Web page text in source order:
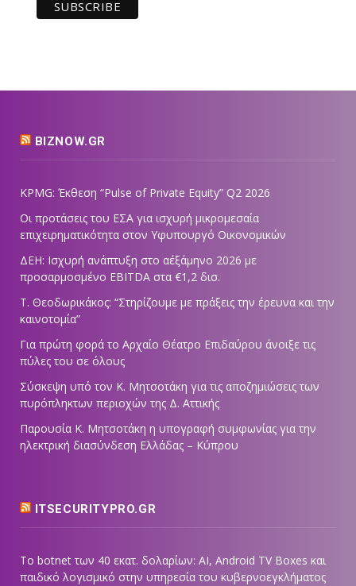
BIZNOW.GR
KPMG: Έκθεση “Pulse of Private Equity” Q2 2026
Οι προτάσεις του ΕΣΑ για ισχυρή μικρομεσαία
επιχειρηματικότητα στον Υφυπουργό Οικονομικών
ΔΕΗ: Ισχυρή ανάπτυξη στο α΄εξάμηνο 2026 με
προσαρμοσμένο EBITDA στα €1,2 δισ.
Τ. Θεοδωρικάκος: “Στηρίζουμε με πράξεις την έρευνα και την
καινοτομία”
Για πρώτη φορά το Αρχαίο Θέατρο Επιδαύρου άνοιξε τις
πύλες του σε όλους
Σύσκεψη υπό τον Κ. Μητσοτάκη για τις αποζημιώσεις των
πυρόπληκτων περιοχών της Δ. Αττικής
Παρουσία Κ. Μητσοτάκη η υπογραφή συμφωνίας για την
ηλεκτρική διασύνδεση Ελλάδας – Κύπρου
ITSECURITYPRO.GR
Το botnet των 40 εκατ. δολαρίων: AI, Android TV Boxes και
παιδικό λογισμικό στην υπηρεσία του κυβερνοεγκλήματος